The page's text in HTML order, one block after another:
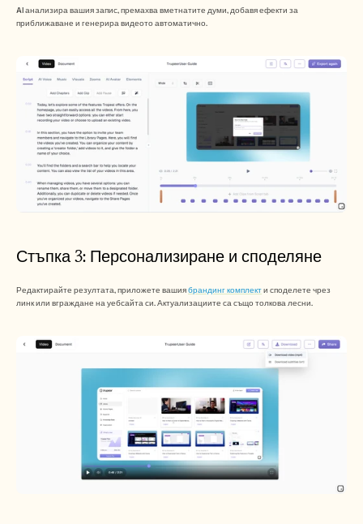
AI анализира вашия запис, премахва вметнатите думи, добавя ефекти за
приближаване и генерира видеото автоматично.
Стъпка 3: Персонализиране и споделяне
Редактирайте резултата, приложете вашия брандинг комплект и споделете чрез
линк или вграждане на уебсайта си. Актуализациите са също толкова лесни.